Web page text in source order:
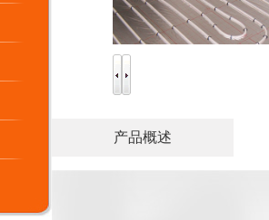
产品概述